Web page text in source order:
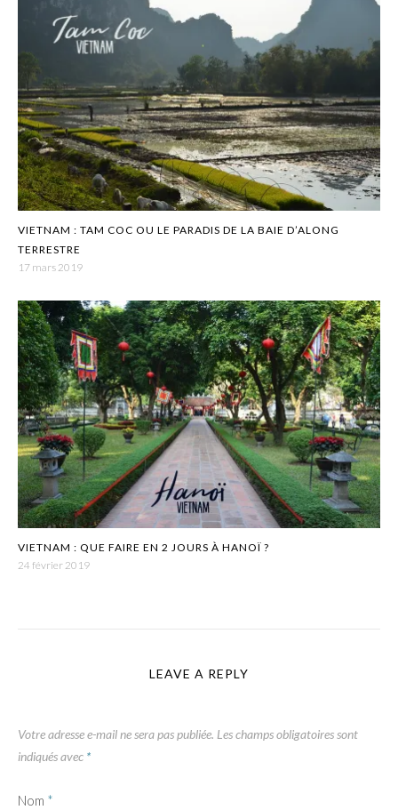
VIETNAM : TAM COC OU LE PARADIS DE LA BAIE D’ALONG
TERRESTRE
17 mars 2019
VIETNAM : QUE FAIRE EN 2 JOURS À HANOÏ ?
24 février 2019
LEAVE A REPLY
Votre adresse e-mail ne sera pas publiée. Les champs obligatoires sont
indiqués avec *
Nom *